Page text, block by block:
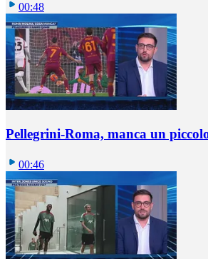
00:48
Pellegrini-Roma, manca un
00:46